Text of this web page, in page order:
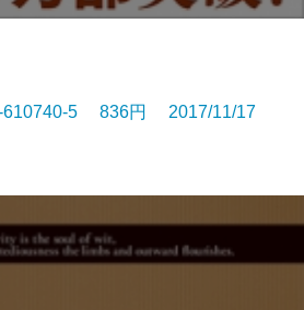
610740-5 836円 2017/11/17